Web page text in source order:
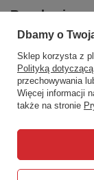
Regulaminy
Social Media
Dbamy o
Sklep korzysta z
Polityką
przechowywania
Więcej informacji
także na stronie